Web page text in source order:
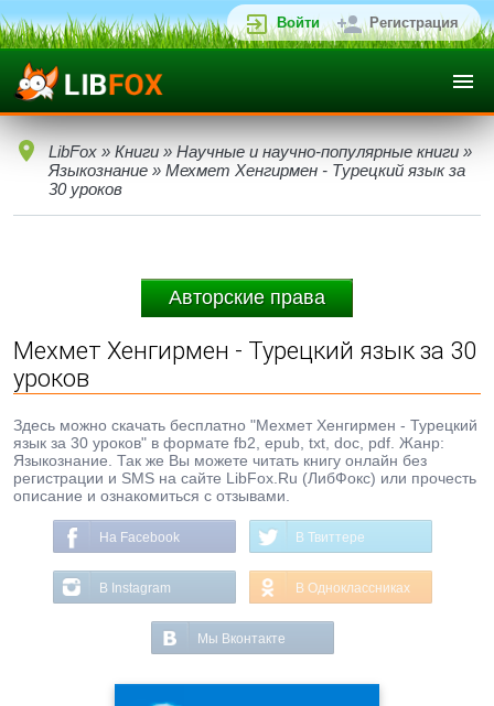
Войти Регистрация
LibFox » Книги » Научные и научно-популярные книги »
Языкознание » Мехмет Хенгирмен - Турецкий язык за
30 уроков
Авторские права
Мехмет Хенгирмен - Турецкий язык за 30
уроков
Здесь можно скачать бесплатно "Мехмет Хенгирмен - Турецкий
язык за 30 уроков" в формате fb2, epub, txt, doc, pdf. Жанр:
Языкознание. Так же Вы можете читать книгу онлайн без
регистрации и SMS на сайте LibFox.Ru (ЛибФокс) или прочесть
описание и ознакомиться с отзывами.
На Facebook В Твиттере
В Instagram В Одноклассниках
Мы Вконтакте